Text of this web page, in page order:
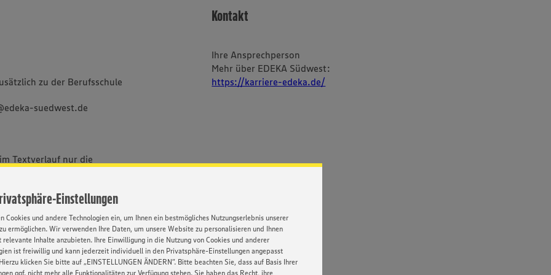
Einstellungen
Cookies und andere Technologien ein, um Ihnen ein bestmögliches Nutzungserlebnis unserer
ermöglichen. Wir verwenden Ihre Daten, um unsere Website zu personalisieren und Ihnen
relevante Inhalte anzubieten. Ihre Einwilligung in die Nutzung von Cookies und anderer
ist freiwillig und kann jederzeit individuell in den Privatsphäre-Einstellungen angepasst
klicken Sie bitte auf „EINSTELLUNGEN ÄNDERN”. Bitte beachten Sie, dass auf Basis Ihrer
ggf. nicht mehr alle Funktionalitäten zur Verfügung stehen. Sie haben das Recht, ihre
zu der Berufsschule
suedwest.de
Textverlauf nur die
uns alle Menschen -
und sozialer Herkunft,
und Identität.
Kontakt
Ihre Ansprechperson
Mehr über EDEKA Südwest:
https://karriere-edeka.de/